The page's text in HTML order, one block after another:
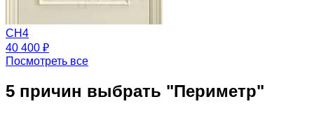
CH4
40 400 ₽
Посмотреть все
5 причин выбрать "Периметр"